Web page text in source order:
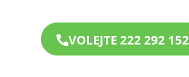
VOLEJTE 222 292 152